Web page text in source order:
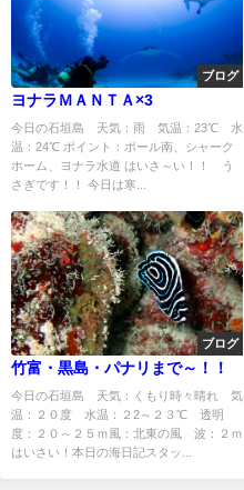
ブログ
ヨナラＭＡＮＴＡ×3
今日の石垣島 天気：雨 気温：23℃ 水
温：24℃ ポイント：ポール南、シャーク
ホーム、ヨナラ水道 はいさ～い！！ う
さぎです！！ 今日は寒...
ブログ
竹富・黒島・パナリまで～！！
今日の石垣島 天気：くもり時々晴れ 気
温：２０度 水温：２2～２３℃ 透明
度：２０～２５ｍ風：北東の風 波：２ｍ
はいさい！本日の海日記スタッ...